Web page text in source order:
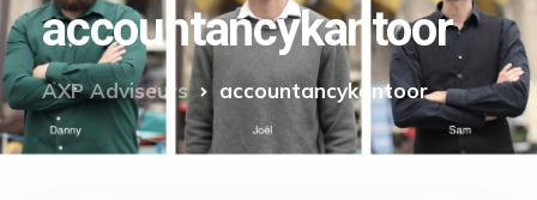
accountancykantoor
AXP Adviseurs accountancykantoor